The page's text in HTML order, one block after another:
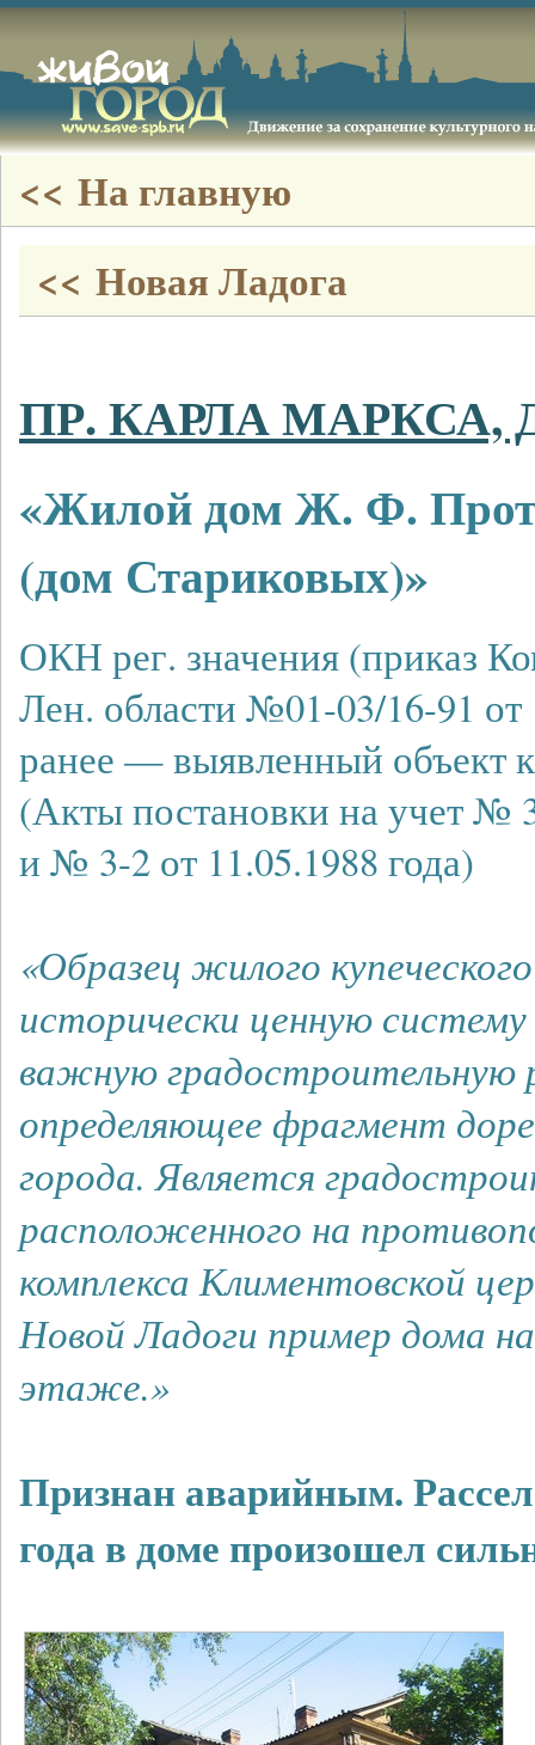
<< На главную
<< Новая Ладога
ПР. КАРЛА МАРКСА,
«Жилой дом Ж. Ф.
(дом Стариковых)»
ОКН рег. значения (приказ
Лен. области №01-03/16-91 от
ранее — выявленный объект
(Акты постановки на учет №
и № 3-2 от 11.05.1988 года)
«Образец жилого
исторически ценную
важную градостроительную
определяющее фрагмент
города. Является
расположенного на
комплекса Климентовской
Новой Ладоги пример дома
этаже.»
Признан аварийным.
года в доме произошел